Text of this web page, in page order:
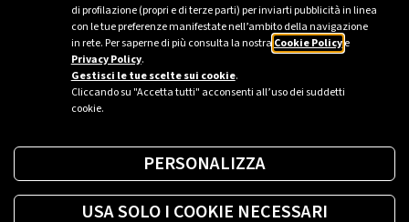
di profilazione (propri e di terze parti) per inviarti pubblicità in linea
con le tue preferenze manifestate nell’ambito della navigazione
in rete. Per saperne di più consulta la nostra Cookie Policye
Privacy Policy.
Gestisci le tue scelte sui cookie.
Cliccando su "Accetta tutti" acconsenti all’uso dei suddetti
cookie.
PERSONALIZZA
USA SOLO I COOKIE NECESSARI
Sei un’azienda o una PA?
Trova la soluzione più giusta per te.
Richiedi una colonnina